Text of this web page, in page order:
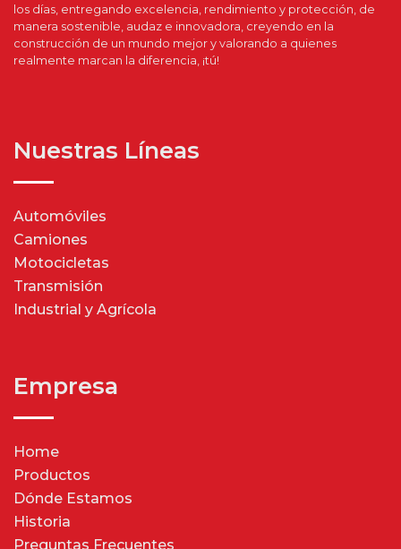
los días, entregando excelencia, rendimiento y protección, de
manera sostenible, audaz e innovadora, creyendo en la
construcción de un mundo mejor y valorando a quienes
realmente marcan la diferencia, ¡tú!
Nuestras Líneas
Automóviles
Camiones
Motocicletas
Transmisión
Industrial y Agrícola
Empresa
Home
Productos
Dónde Estamos
Historia
Preguntas Frecuentes